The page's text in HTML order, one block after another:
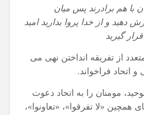
با هم برادرند پس ميان
دهيد و از خدا پروا بداريد اميد
گيريد
متعدد از تفریقه انداختن نهی می
و اتحاد فراخواند.
مومنان را به اتحاد دعوت
همچین «لا تفرقوا»، «تعاونوا»،
از «وَفق» و حکم
یا درخواست آن
اهمیت